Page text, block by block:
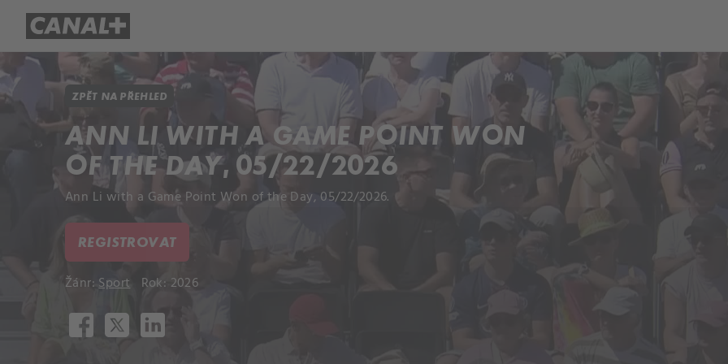
ZPĚT NA PŘEHLED
ANN LI WITH A GAME POINT WON
OF THE DAY, 05/22/2026
Ann Li with a Game Point Won of the Day, 05/22/2026.
REGISTROVAT
Žánr:Sport Rok: 2026